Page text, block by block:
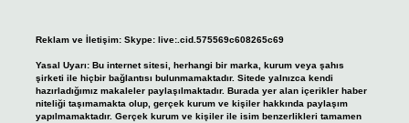
Reklam ve İletişim: Skype: live:.cid.575569c608265c69
Yasal Uyarı: Bu internet sitesi, herhangi bir marka, kurum veya şahıs
şirketi ile hiçbir bağlantısı bulunmamaktadır. Sitede yalnızca kendi
hazırladığımız makaleler paylaşılmaktadır. Burada yer alan içerikler haber
niteliği taşımamakta olup, gerçek kurum ve kişiler hakkında paylaşım
yapılmamaktadır. Gerçek kurum ve kişiler ile isim benzerlikleri tamamen